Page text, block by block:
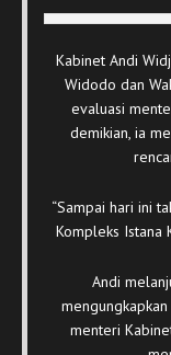
Kabinet Andi
Widodo dan
evaluasi
demikian, ia
“Sampai hari ini
Kompleks Istana
Andi
menteri